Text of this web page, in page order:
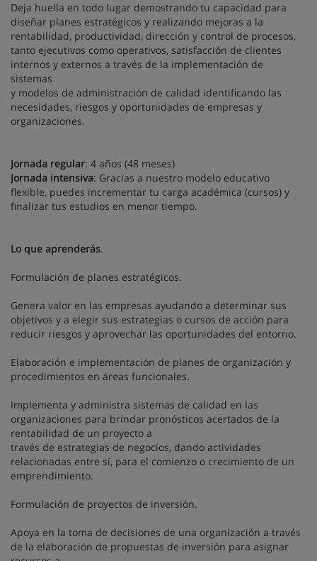
Deja huella en todo lugar demostrando tu capacidad para
diseñar planes estratégicos y realizando mejoras a la
rentabilidad, productividad, dirección y control de procesos,
tanto ejecutivos como operativos, satisfacción de clientes
internos y externos a través de la implementación de
sistemas
y modelos de administración de calidad identificando las
necesidades, riesgos y oportunidades de empresas y
organizaciones.
Jornada regular: 4 años (48 meses)
Jornada intensiva: Gracias a nuestro modelo educativo
flexible, puedes incrementar tu carga académica (cursos) y
finalizar tus estudios en menor tiempo.
Lo que aprenderás.
Formulación de planes estratégicos.
Genera valor en las empresas ayudando a determinar sus
objetivos y a elegir sus estrategias o cursos de acción para
reducir riesgos y aprovechar las oportunidades del entorno.
Elaboración e implementación de planes de organización y
procedimientos en áreas funcionales.
Implementa y administra sistemas de calidad en las
organizaciones para brindar pronósticos acertados de la
rentabilidad de un proyecto a
través de estrategias de negocios, dando actividades
relacionadas entre sí, para el comienzo o crecimiento de un
emprendimiento.
Formulación de proyectos de inversión.
Apoya en la toma de decisiones de una organización a través
de la elaboración de propuestas de inversión para asignar